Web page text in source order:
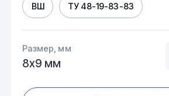
ВШ ТУ 48-19-83-83
Размер, мм
8х9 мм